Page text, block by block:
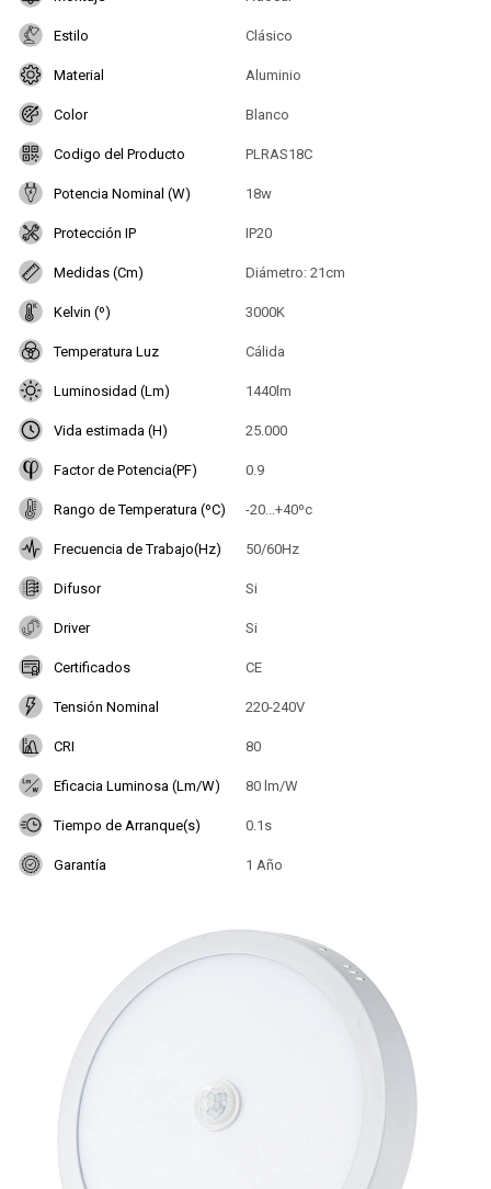
Estilo Clásico
Material Aluminio
Color Blanco
Codigo del Producto PLRAS18C
Potencia Nominal (W) 18w
Protección IP IP20
Medidas (Cm) Diámetro: 21cm
Kelvin (º) 3000K
Temperatura Luz Cálida
Luminosidad (Lm) 1440lm
Vida estimada (H) 25.000
Factor de Potencia(PF) 0.9
Rango de Temperatura (ºC) -20...+40ºc
Frecuencia de Trabajo(Hz) 50/60Hz
Difusor Si
Driver Si
Certificados CE
Tensión Nominal 220-240V
CRI 80
Eficacia Luminosa (Lm/W) 80 lm/W
Tiempo de Arranque(s) 0.1s
Garantía 1 Año